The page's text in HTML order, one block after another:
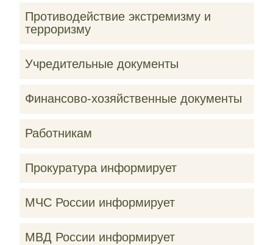
Противодействие экстремизму и
терроризму
Учредительные документы
Финансово-хозяйственные документы
Работникам
Прокуратура информирует
МЧС России информирует
МВД России информирует